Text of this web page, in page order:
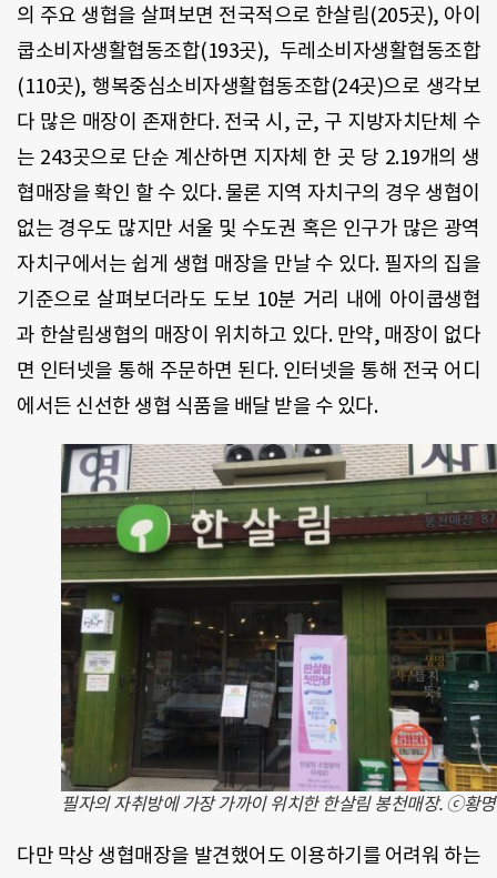
의 주요 생협을 살펴보면 전국적으로 한살림(205곳), 아이
쿱소비자생활협동조합(193곳), 두레소비자생활협동조합
(110곳), 행복중심소비자생활협동조합(24곳)으로 생각보
다 많은 매장이 존재한다. 전국 시, 군, 구 지방자치단체 수
는 243곳으로 단순 계산하면 지자체 한 곳 당 2.19개의 생
협매장을 확인 할 수 있다. 물론 지역 자치구의 경우 생협이
없는 경우도 많지만 서울 및 수도권 혹은 인구가 많은 광역
자치구에서는 쉽게 생협 매장을 만날 수 있다. 필자의 집을
기준으로 살펴보더라도 도보 10분 거리 내에 아이쿱생협
과 한살림생협의 매장이 위치하고 있다. 만약, 매장이 없다
면 인터넷을 통해 주문하면 된다. 인터넷을 통해 전국 어디
에서든 신선한 생협 식품을 배달 받을 수 있다.
필자의 자취방에 가장 가까이 위치한 한살림 봉천매장. ⓒ황
다만 막상 생협매장을 발견했어도 이용하기를 어려워 하는